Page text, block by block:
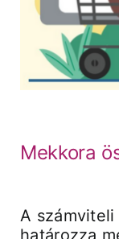
Mekkora
A
határozza